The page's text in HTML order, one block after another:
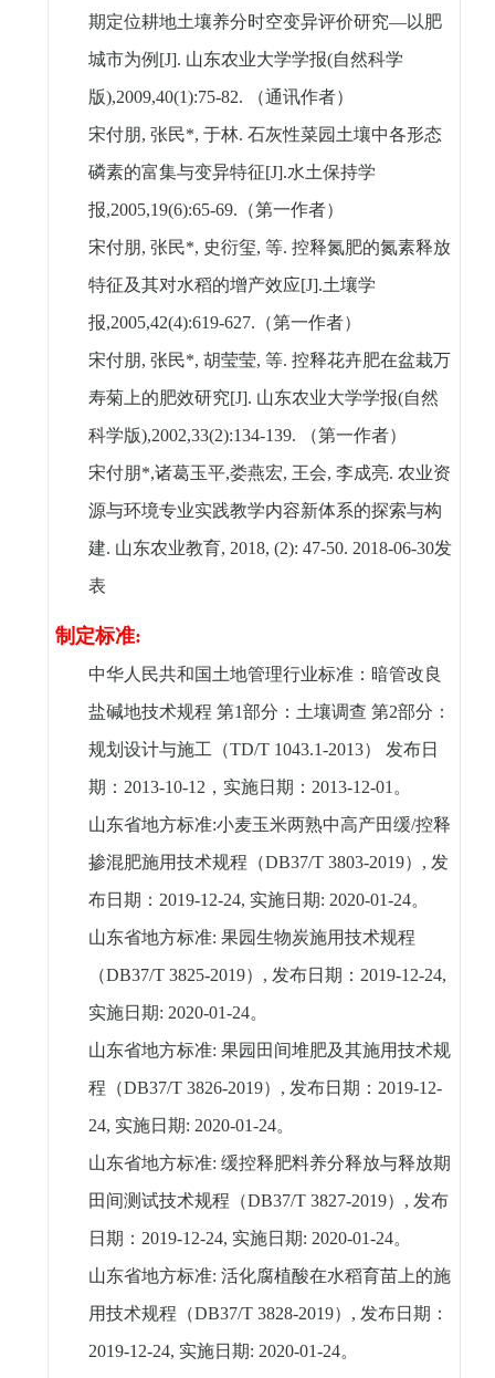
期定位耕地土壤养分时空变异评价研究—以肥
城市为例 [J]. 山东农业大学学报(自然科学
版),2009,40(1):75-82.
（通讯作者）
宋付朋, 张民*, 于林. 石灰性菜园土壤中各形态
磷素的富集与变异特征[J].水土保持学
报,2005,19(6):65-69. （第一作者）
宋付朋, 张民*, 史衍玺, 等. 控释氮肥的氮素释放
特征及其对水稻的增产效应[J].土壤学
报,2005,42(4):619-627. （第一作者）
宋付朋, 张民*, 胡莹莹, 等. 控释花卉肥在盆栽万
寿菊上的肥效研究[J]. 山东农业大学学报(自然
科学版),2002,33(2):134-139.
（第一作者）
宋付朋*,诸葛玉平,娄燕宏, 王会, 李成亮. 农业资
源与环境专业实践教学内容新体系的探索与构
建. 山东农业教育, 2018, (2): 47-50. 2018-06-30发
表
制定标准:
中华人民共和国土地管理行业标准：暗管改良
盐碱地技术规程 第1部分：土壤调查 第2部分：
规划设计与施工（TD/T 1043.1-2013） 发布日
期： 2013-10-12，实施日期： 2013-12-01。
山东省地方标准:小麦玉米两熟中高产田缓/控释
掺混肥施用技术规程（DB37/T 3803-2019） , 发
布日期： 2019-12-24, 实施日期: 2020-01-24。
山东省地方标准: 果园生物炭施用技术规程
（DB37/T 3825-2019） , 发布日期： 2019-12-24,
实施日期: 2020-01-24。
山东省地方标准: 果园田间堆肥及其施用技术规
程（DB37/T 3826-2019） , 发布日期： 2019-12-
24, 实施日期: 2020-01-24。
山东省地方标准: 缓控释肥料养分释放与释放期
田间测试技术规程（DB37/T 3827-2019） , 发布
日期： 2019-12-24, 实施日期: 2020-01-24。
山东省地方标准: 活化腐植酸在水稻育苗上的施
用技术规程（DB37/T 3828-2019） , 发布日期：
2019-12-24, 实施日期: 2020-01-24。